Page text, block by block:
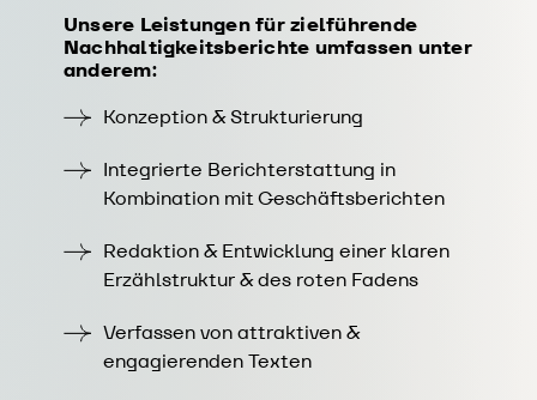
Unsere Leistungen für zielführende
Nachhaltigkeitsberichte umfassen unter
anderem:
Konzeption & Strukturierung
Integrierte Berichterstattung in
Kombination mitGeschäftsberichten
Redaktion & Entwicklung einer klaren
Erzählstruktur & des roten Fadens
Verfassen von attraktiven &
engagierenden Texten